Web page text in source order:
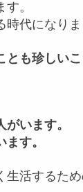
。
代になりま
も珍しい
います。
す。
活するた